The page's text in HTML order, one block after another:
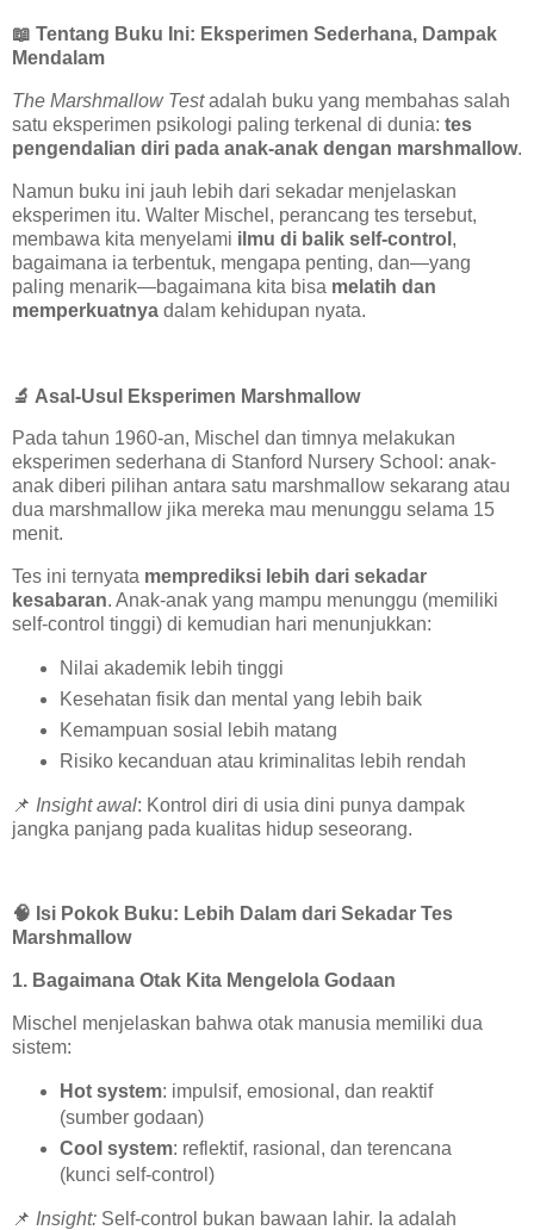
📖 Tentang Buku Ini: Eksperimen Sederhana, Dampak
Mendalam
The Marshmallow Testadalah buku yang membahas salah
satu eksperimen psikologi paling terkenal di dunia: tes
pengendalian diri pada anak-anak dengan marshmallow.
Namun buku ini jauh lebih dari sekadar menjelaskan
eksperimen itu. Walter Mischel, perancang tes tersebut,
membawa kita menyelami ilmu di balik self-control ,
bagaimana ia terbentuk, mengapa penting, dan—yang
paling menarik—bagaimana kita bisa melatih dan
memperkuatnya dalam kehidupan nyata.
🔬 Asal-Usul Eksperimen Marshmallow
Pada tahun 1960-an, Mischel dan timnya melakukan
eksperimen sederhana di Stanford Nursery School: anak-
anak diberi pilihan antara satu marshmallow sekarang atau
dua marshmallow jika mereka mau menunggu selama 15
menit.
Tes ini ternyata memprediksi lebih dari sekadar
kesabaran. Anak-anak yang mampu menunggu (memiliki
self-control tinggi) di kemudian hari menunjukkan:
Nilai akademik lebih tinggi
Kesehatan fisik dan mental yang lebih baik
Kemampuan sosial lebih matang
Risiko kecanduan atau kriminalitas lebih rendah
📌 Insight awal: Kontrol diri di usia dini punya dampak
jangka panjang pada kualitas hidup seseorang.
🧠 Isi Pokok Buku: Lebih Dalam dari Sekadar Tes
Marshmallow
1. Bagaimana Otak Kita Mengelola Godaan
Mischel menjelaskan bahwa otak manusia memiliki dua
sistem:
Hot system: impulsif, emosional, dan reaktif
(sumber godaan)
Cool system: reflektif, rasional, dan terencana
(kunci self-control)
📌 Insight: Self-control bukan bawaan lahir. Ia adalah